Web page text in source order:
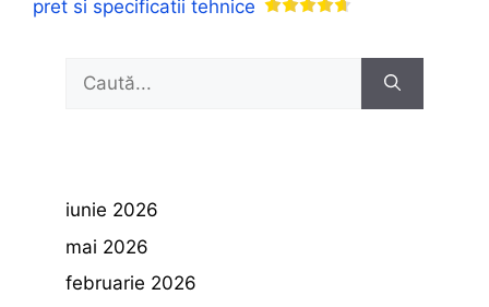
pret si specificatii tehnice
Caută
iunie 2026
mai 2026
februarie 2026